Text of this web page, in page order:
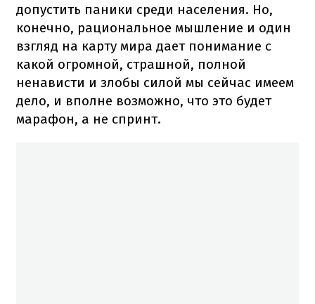
допустить паники среди населения. Но,
конечно, рациональное мышление и один
взгляд на карту мира дает понимание с
какой огромной, страшной, полной
ненависти и злобы силой мы сейчас имеем
дело, и вполне возможно, что это будет
марафон, а не спринт.